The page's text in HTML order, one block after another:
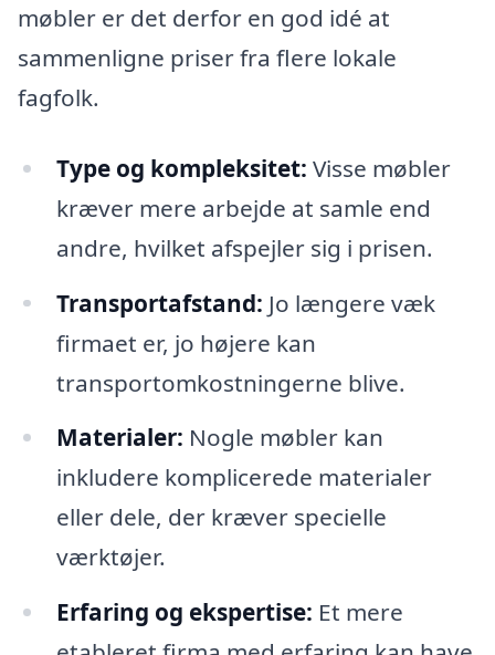
møbler er det derfor en god idé at
sammenligne priser fra flere lokale
fagfolk.
Type og kompleksitet: Visse møbler
kræver mere arbejde at samle end
andre, hvilket afspejler sig i prisen.
Transportafstand: Jo længere væk
firmaet er, jo højere kan
transportomkostningerne blive.
Materialer: Nogle møbler kan
inkludere komplicerede materialer
eller dele, der kræver specielle
værktøjer.
Erfaring og ekspertise: Et mere